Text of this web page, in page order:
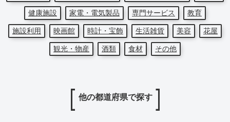
健康施設
家電・電気製品 専門サービス
教育
施設利用
映画館 時計・宝飾 生活雑貨 美容
花屋
観光・物産
酒類 食材 その他
他の都道府県で探す